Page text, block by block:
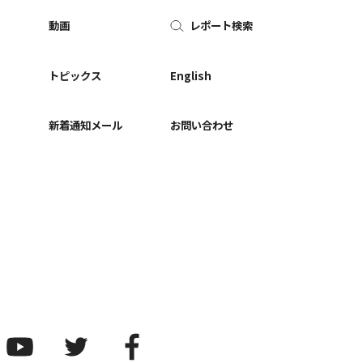
動画
トピックス
新着通知メール
レポート検索
English
お問い合わせ